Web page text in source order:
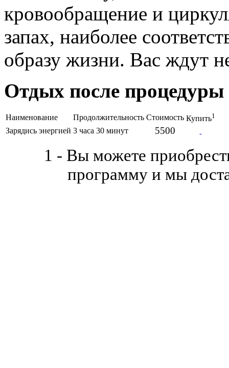
кровообращение и
запах, наиболее
образу жизни. Вас ждут
Отдых после процедуры
Наименование Продолжительность Стоимость Купить1
Зарядись энергией 3 часа 30 минут 5500
1 - Вы можете
программу и мы